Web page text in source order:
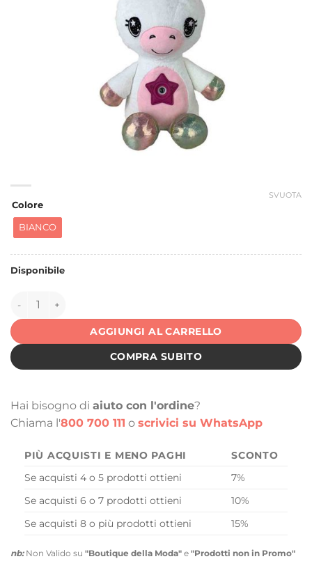
Colore
BIANCO
SVUOTA
Disponibile
131778 quantità
AGGIUNGI AL CARRELLO
COMPRA SUBITO
Hai bisogno di aiuto con l'ordine?
Chiama l'800 700 111 o scrivici su WhatsApp
PIÙ ACQUISTI E MENO PAGHI
SCONTO
Se acquisti 4 o 5 prodotti ottieni
7%
Se acquisti 6 o 7 prodotti ottieni
10%
Se acquisti 8 o più prodotti ottieni
15%
nb:Non Valido su "Boutique della Moda" e "Prodotti non in Promo"